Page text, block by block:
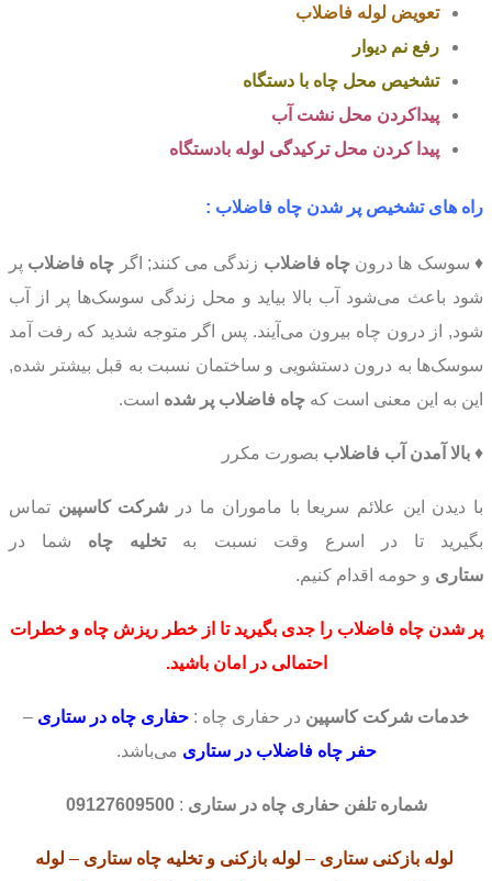
تعویض لوله فاضلاب
رفع نم دیوار
تشخیص محل چاه با دستگاه
پیداکردن محل نشت آب
پیدا کردن محل ترکیدگی لوله بادستگاه
راه های تشخیص پر شدن چاه فاضلاب :
♦ سوسک ها درونچاه فاضلاب زندگی می کنند; اگر چاه فاضلاب پر
شود باعث می‌شود آب بالا بیاید و محل زندگی سوسک‌ها پر از آب
شود, از درون چاه بیرون می‌آیند. پس اگر متوجه شدید که رفت آمد
سوسک‌ها به درون دستشویی و ساختمان نسبت به قبل بیشتر شده,
این به این معنی است که چاه فاضلاب پر شده است.
♦ بالا آمدن آب فاضلاب بصورت مکرر
با دیدن این علائم سریعا با ماموران ما در شرکت کاسپین تماس
بگیرید تا در اسرع وقت نسبت بهتخلیه چاه شما در
ستاری و حومه اقدام کنیم.
پر شدن چاه فاضلاب را جدی بگیرید تا از خطر ریزش چاه و خطرات
احتمالی در امان باشید.
خدمات شرکت کاسپین در حفاری چاه : حفاری چاه در ستاری –
حفر چاه فاضلاب در ستاری می‌باشد.
شماره تلفن حفاری چاه در ستاری :
09127609500
لوله بازکنی ستاری – لوله بازکنی و تخلیه چاه ستاری – لوله